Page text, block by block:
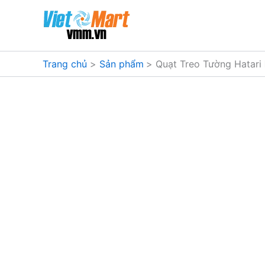
dung
Trang chủ Sản phẩm Quạt Treo Tường Hatari